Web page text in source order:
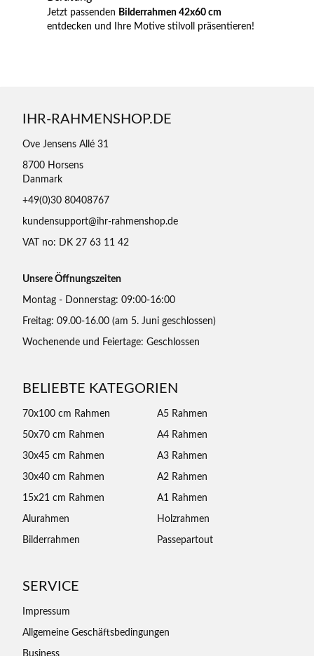
Jetzt passenden Bilderrahmen 42x60 cm
entdecken und Ihre Motive stilvoll präsentieren!
IHR-RAHMENSHOP.DE
Ove Jensens Allé 31
8700 Horsens
Danmark
+49(0)30 80408767
kundensupport@ihr-rahmenshop.de
VAT no: DK 27 63 11 42
Unsere Öffnungszeiten
Montag - Donnerstag: 09:00-16:00
Freitag: 09.00-16.00 (am 5. Juni geschlossen)
Wochenende und Feiertage: Geschlossen
BELIEBTE KATEGORIEN
70x100 cm Rahmen A5 Rahmen
50x70 cm Rahmen A4 Rahmen
30x45 cm Rahmen A3 Rahmen
30x40 cm Rahmen A2 Rahmen
15x21 cm Rahmen A1 Rahmen
Alurahmen Holzrahmen
Bilderrahmen Passepartout
SERVICE
Impressum
Allgemeine Geschäftsbedingungen
Business